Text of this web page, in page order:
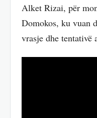
Alket Rizai, për
Domokos, ku vuan
vrasje dhe tentativë